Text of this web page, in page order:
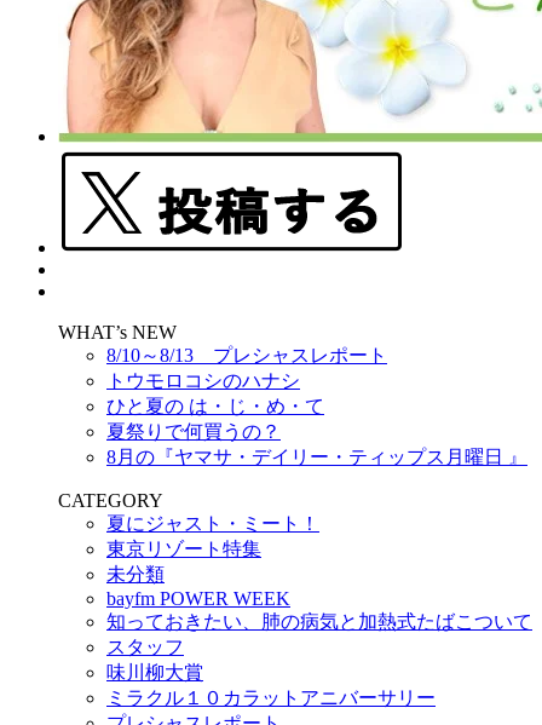
WHAT’s NEW
8/10～8/13 プレシャスレポート
トウモロコシのハナシ
ひと夏の は・じ・め・て
夏祭りで何買うの？
8月の『ヤマサ・デイリー・ティップス月曜日 』
CATEGORY
夏にジャスト・ミート！
東京リゾート特集
未分類
bayfm POWER WEEK
知っておきたい、肺の病気と加熱式たばこついて
スタッフ
味川柳大賞
ミラクル１０カラットアニバーサリー